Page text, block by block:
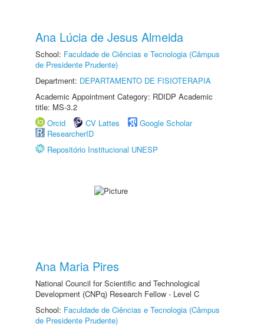
Ana Lúcia de Jesus Almeida
School: Faculdade de Ciências e Tecnologia (Câmpus
de Presidente Prudente)
Department: DEPARTAMENTO DE FISIOTERAPIA
Academic Appointment Category: RDIDP Academic
title: MS-3.2
Orcid
CV Lattes
Google Scholar
ResearcherID
Repositório Institucional UNESP
Ana Maria Pires
National Council for Scientific and Technological
Development (CNPq) Research Fellow - Level C
School: Faculdade de Ciências e Tecnologia (Câmpus
de Presidente Prudente)